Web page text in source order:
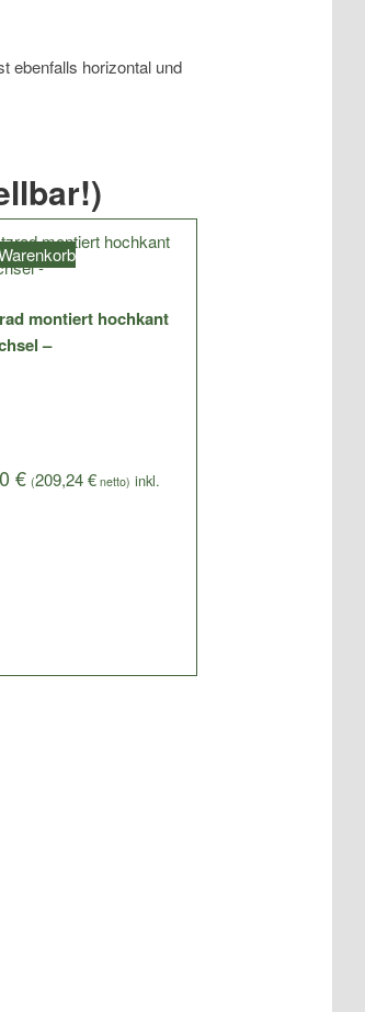
ebenfalls horizontal und
montiert hochkant
–
€ (209,24€netto)